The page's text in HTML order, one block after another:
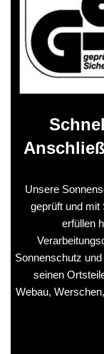
Unsere
geprüft und mit
erfüllen
Sonnenschutz
seinen
Webau,